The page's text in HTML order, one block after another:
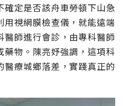
確定是否該舟車勞頓下山急
用視網膜檢查儀，就能遠端
醫師進行會診，由專科醫師
藥物。陳亮妤強調，這項科
醫療城鄉落差，實踐真正的